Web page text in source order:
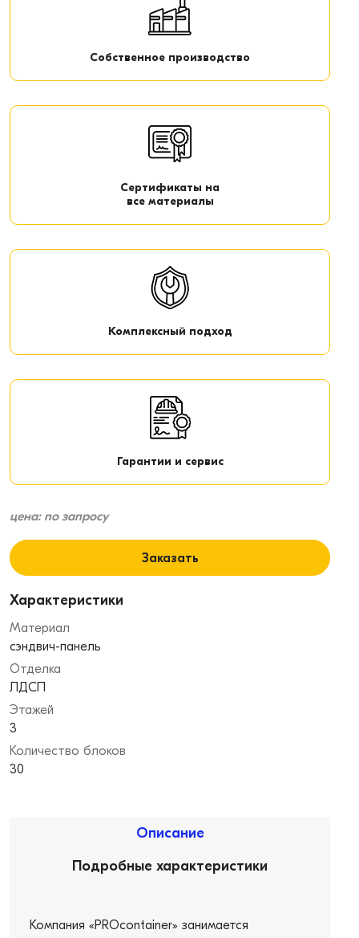
Собственное производство
Сертификаты на
все материалы
Комплексный подход
Гарантии и сервис
цена: по запросу
Заказать
Характеристики
Материал
сэндвич-панель
Отделка
ЛДСП
Этажей
3
Количество блоков
30
Описание
Подробные характеристики
Компания «PROcontainer» занимается